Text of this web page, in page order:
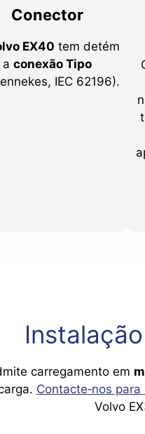
Conector
EX40 tem detém
a conexão Tipo
IEC 62196).
carregamento em
Contacte‑nos
Volvo